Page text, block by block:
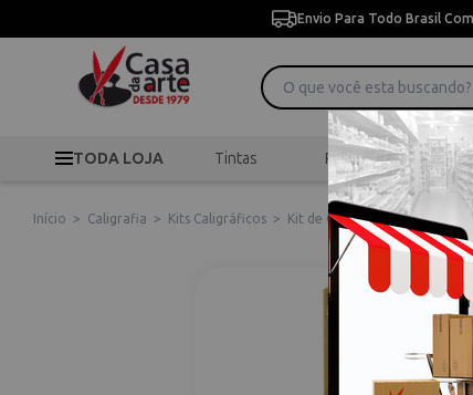
Envio Para Todo Brasil
TODA LOJA Tintas Pincéis
Início > Caligrafia > Kits Caligráficos > Kit de Caligrafia Panache